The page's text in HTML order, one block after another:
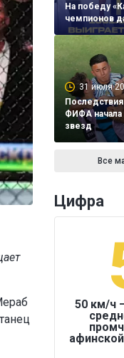
На победу
чемпионов
31 июля
ФИФА начала
звезд
Все
Цифра
50 км/ч